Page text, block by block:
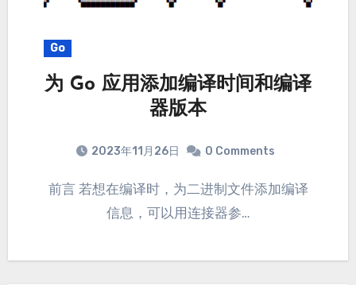
Go
为 Go 应用添加编译时间和编译
器版本
2023年11月26日 0 Comments
前言 若想在编译时，为二进制文件添加编译
信息，可以用连接器参…